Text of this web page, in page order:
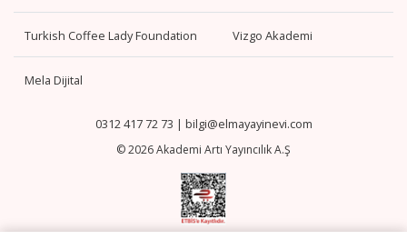
Turkish Coffee Lady Foundation Vizgo Akademi
Mela Dijital
0312 417 72 73 | bilgi@elmayayinevi.com
© 2026 Akademi Artı Yayıncılık A.Ş